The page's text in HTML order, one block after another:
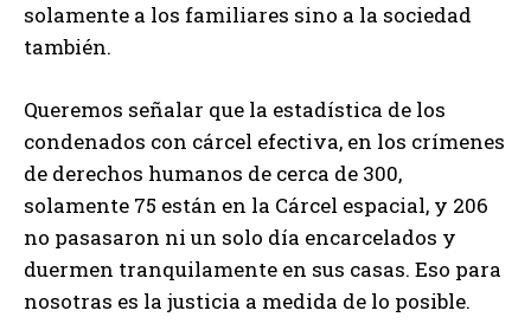
solamente a los familiares sino a la sociedad
también.
Queremos señalar que la estadística de los
condenados con cárcel efectiva, en los crímenes
de derechos humanos de cerca de 300,
solamente 75 están en la Cárcel espacial, y 206
no pasasaron ni un solo día encarcelados y
duermen tranquilamente en sus casas. Eso para
nosotras es la justicia a medida de lo posible.